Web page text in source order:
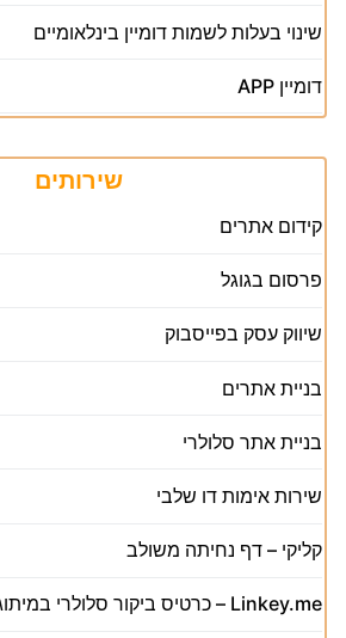
שינוי בעלות לשמות דומיין בינלאומיים
דומיין APP
שירותים
קידום אתרים
פרסום בגוגל
שיווק עסק בפייסבוק
בניית אתרים
בניית אתר סלולרי
שירות אימות דו שלבי
קליקי – דף נחיתה משולב
Linkey.me – כרטיס ביקור סלולרי במיתוג אישי מושלם